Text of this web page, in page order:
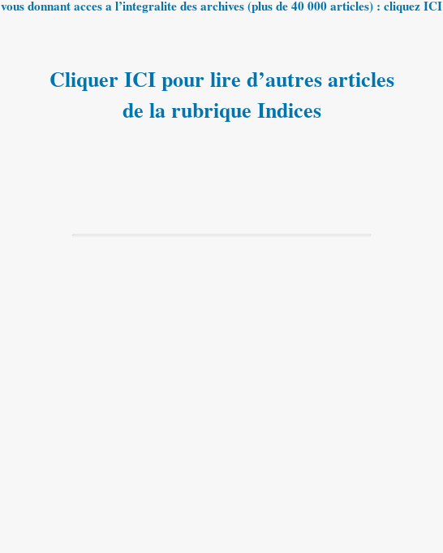
vous donnant acces a l’integralite des archives (plus de 40 000 articles) : cliquez ICI
Cliquer ICI pour lire d’autres articles
de la rubrique Indices